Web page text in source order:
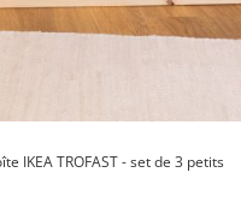
IKEA TROFAST - set de 3 petits